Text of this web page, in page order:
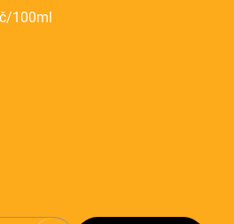
100ml